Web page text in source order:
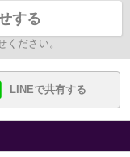
する
ださい。
LINEで共有する